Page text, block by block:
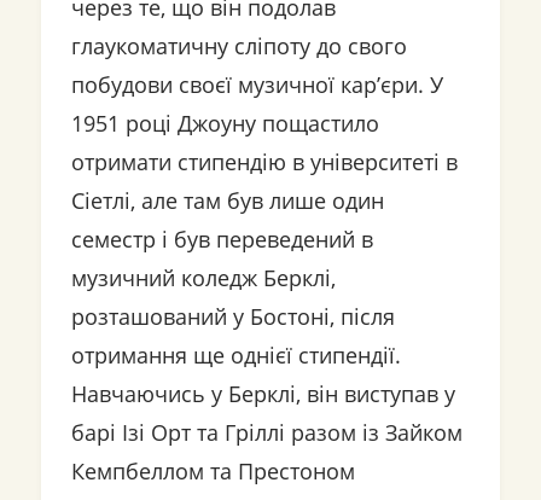
через те, що він подолав
глаукоматичну сліпоту до свого
побудови своєї музичної кар’єри. У
1951 році Джоуну пощастило
отримати стипендію в університеті в
Сіетлі, але там був лише один
семестр і був переведений в
музичний коледж Берклі,
розташований у Бостоні, після
отримання ще однієї стипендії.
Навчаючись у Берклі, він виступав у
барі Ізі Орт та Гріллі разом із Зайком
Кемпбеллом та Престоном